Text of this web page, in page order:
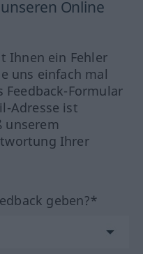
Online
Ihnen ein Fehler
uns einfach mal
Feedback-Formular
Adresse ist
unserem
Ihrer
geben?*